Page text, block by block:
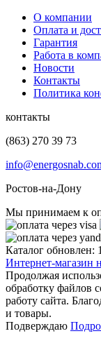
О компании
Оплата и
Гарантия
Работа в
Новости
Контакты
Политика
контакты
(863) 270 39 73
Ростов-на-Дону
Мы принимаем к
Каталог обновлен:
Интернет-магазин
Продолжая
обработку файлов
работу сайта.
и товары.
Подверждаю